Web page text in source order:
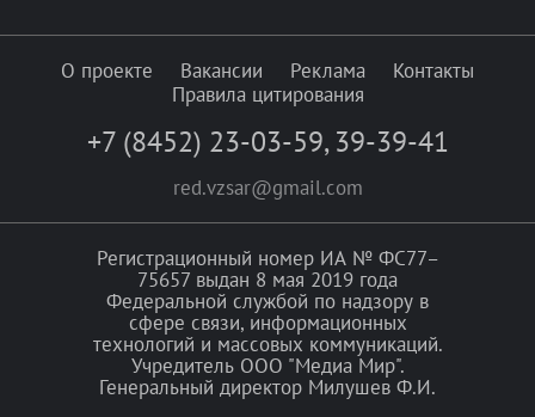
О проекте Вакансии Реклама
Контакты
Правила цитирования
+7 (8452) 23-03-59, 39-39-41
red.vzsar@gmail.com
Регистрационный номер ИА № ФС77–
75657 выдан 8 мая 2019 года
Федеральной службой по надзору в
сфере связи, информационных
технологий и массовых коммуникаций.
Учредитель ООО "Медиа Мир".
Генеральный директор Милушев Ф.И.